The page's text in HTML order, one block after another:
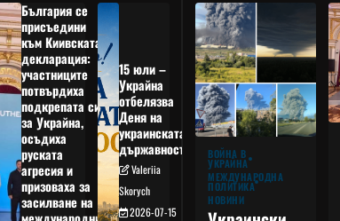
България се
присъедини
към Киивската
декларация:
участниците
потвърдиха
подкрепата си
за Украйна,
осъдиха
руската
агресия и
призоваха за
засилване на
15 юли –
Украйна
отбелязва
Деня на
украинската
държавност
Valeriia
Skorych
2026-07-15
ВОЙНА В
УКРАЙНА
МЕЖДУНАРОДНА
ПОЛИТИКА
НОВИНИ